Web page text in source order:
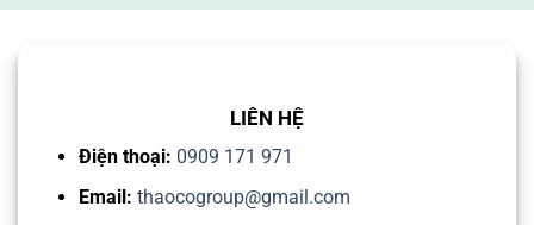
LIÊN HỆ
Điện thoại: 0909 171 971
Email: thaocogroup@gmail.com